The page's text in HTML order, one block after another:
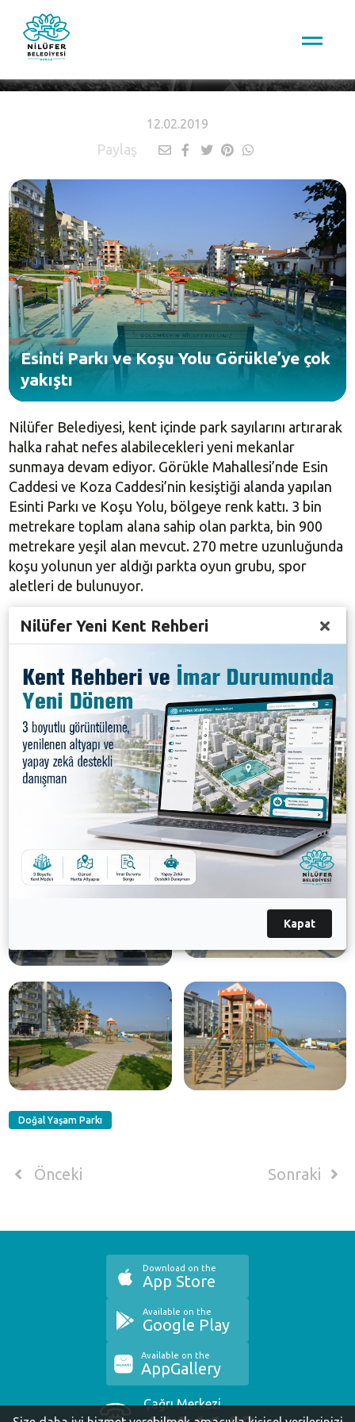
12.02.2019
Paylaş
Esinti Parkı ve Koşu Yolu Görükle’ye çok
yakıştı
Nilüfer Belediyesi, kent içinde park sayılarını artırarak
halka rahat nefes alabilecekleri yeni mekanlar
sunmaya devam ediyor. Görükle Mahallesi’nde Esin
Caddesi ve Koza Caddesi’nin kesiştiği alanda yapılan
Esinti Parkı ve Koşu Yolu, bölgeye renk kattı. 3 bin
metrekare toplam alana sahip olan parkta, bin 900
metrekare yeşil alan mevcut. 270 metre uzunluğunda
koşu yolunun yer aldığı parkta oyun grubu, spor
aletleri de bulunuyor.
kazandırdığı parkta dinlenerek ya da koşu yolunu
kullanarak iyi vakit geçirirken, oyun alanlarında da
çocuklar bolca eğleniyor. Kente 275 adet park
kazandıran Nilüfer Belediyesi, daha önce yapılan
parkları da ihtiyaçlara göre revize gederek halkın
kullanımına sunuyor.
Doğal Yaşam Parkı
Önceki Sonraki
Çağrı Merkezi
Download on the
App Store
Available on the
Google Play
Available on the
AppGallery
Nilüfer Yeni Kent Rehberi
Kapat